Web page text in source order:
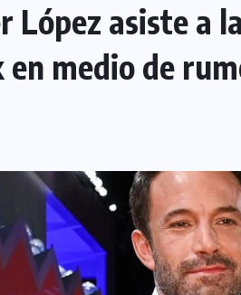
López asiste a
medio de
INTERNACIONAL
6 AGOSTO, 2026